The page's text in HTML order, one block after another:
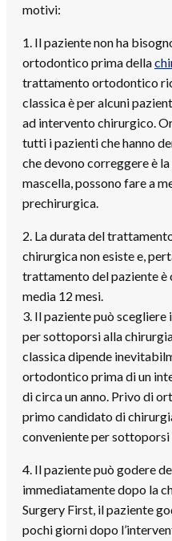
motivi:
1. Il paziente non ha
ortodontico prima della
trattamento ortodontico
classica è per alcuni
ad intervento chirurgico.
tutti i pazienti che hanno
che devono correggere è
mascella, possono fare a
prechirurgica.
2. La durata del
chirurgica non esiste e,
trattamento del paziente
media 12 mesi.
3. Il paziente può
per sottoporsi alla
classica dipende
ortodontico prima di un
di circa un anno. Privo di
primo candidato di
conveniente per sottoporsi
4. Il paziente può godere
immediatamente dopo la
Surgery First, il paziente
pochi giorni dopo